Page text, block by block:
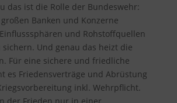
das ist die Rolle der Bundeswehr:
Banken und Konzerne
und Rohstoffquellen
Und genau das heizt die
Für eine sichere und friedliche
es Friedensverträge und Abrüstung
inkl. Wehrpflicht.